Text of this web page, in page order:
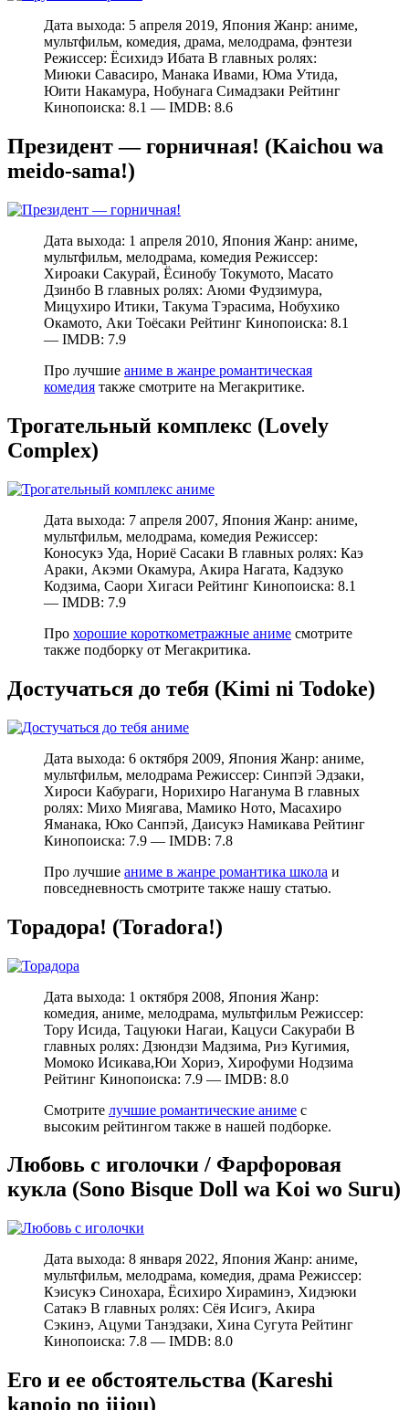
Дата выхода: 5 апреля 2019, Япония Жанр: аниме,
мультфильм, комедия, драма, мелодрама, фэнтези
Режиссер: Ёсихидэ Ибата В главных ролях:
Миюки Савасиро, Манака Ивами, Юма Утида,
Юити Накамура, Нобунага Симадзаки Рейтинг
Кинопоиска: 8.1 — IMDB: 8.6
Президент — горничная! (Kaichou wa
meido-sama!)
Дата выхода: 1 апреля 2010, Япония Жанр: аниме,
мультфильм, мелодрама, комедия Режиссер:
Хироаки Сакурай, Ёсинобу Токумото, Масато
Дзинбо В главных ролях: Аюми Фудзимура,
Мицухиро Итики, Такума Тэрасима, Нобухико
Окамото, Аки Тоёсаки Рейтинг Кинопоиска: 8.1
— IMDB: 7.9
Про лучшие аниме в жанре романтическая
комедия также смотрите на Мегакритике.
Трогательный комплекс (Lovely
Complex)
Дата выхода: 7 апреля 2007, Япония Жанр: аниме,
мультфильм, мелодрама, комедия Режиссер:
Коносукэ Уда, Нориё Сасаки В главных ролях: Каэ
Араки, Акэми Окамура, Акира Нагата, Кадзуко
Кодзима, Саори Хигаси Рейтинг Кинопоиска: 8.1
— IMDB: 7.9
Про хорошие короткометражные аниме смотрите
также подборку от Мегакритика.
Достучаться до тебя (Kimi ni Todoke)
Дата выхода: 6 октября 2009, Япония Жанр: аниме,
мультфильм, мелодрама Режиссер: Синпэй Эдзаки,
Хироси Кабураги, Норихиро Наганума В главных
ролях: Михо Миягава, Мамико Ното, Масахиро
Яманака, Юко Санпэй, Даисукэ Намикава Рейтинг
Кинопоиска: 7.9 — IMDB: 7.8
Про лучшие аниме в жанре романтика школа и
повседневность смотрите также нашу статью.
Торадора! (Toradora!)
Дата выхода: 1 октября 2008, Япония Жанр:
комедия, аниме, мелодрама, мультфильм Режиссер:
Тору Исида, Тацуюки Нагаи, Кацуси Сакураби В
главных ролях: Дзюндзи Мадзима, Риэ Кугимия,
Момоко Исикава,Юи Хориэ, Хирофуми Нодзима
Рейтинг Кинопоиска: 7.9 — IMDB: 8.0
Смотрите лучшие романтические аниме с
высоким рейтингом также в нашей подборке.
Любовь с иголочки / Фарфоровая
кукла (Sono Bisque Doll wa Koi wo Suru)
Дата выхода: 8 января 2022, Япония Жанр: аниме,
мультфильм, мелодрама, комедия, драма Режиссер:
Кэисукэ Синохара, Ёсихиро Хираминэ, Хидэюки
Сатакэ В главных ролях: Сёя Исигэ, Акира
Сэкинэ, Ацуми Танэдзаки, Хина Сугута Рейтинг
Кинопоиска: 7.8 — IMDB: 8.0
Его и ее обстоятельства (Kareshi
kanojo no jijou)